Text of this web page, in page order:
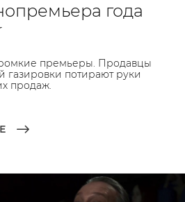
года
премьеры. Продавцы
газировки потирают руки
продаж.